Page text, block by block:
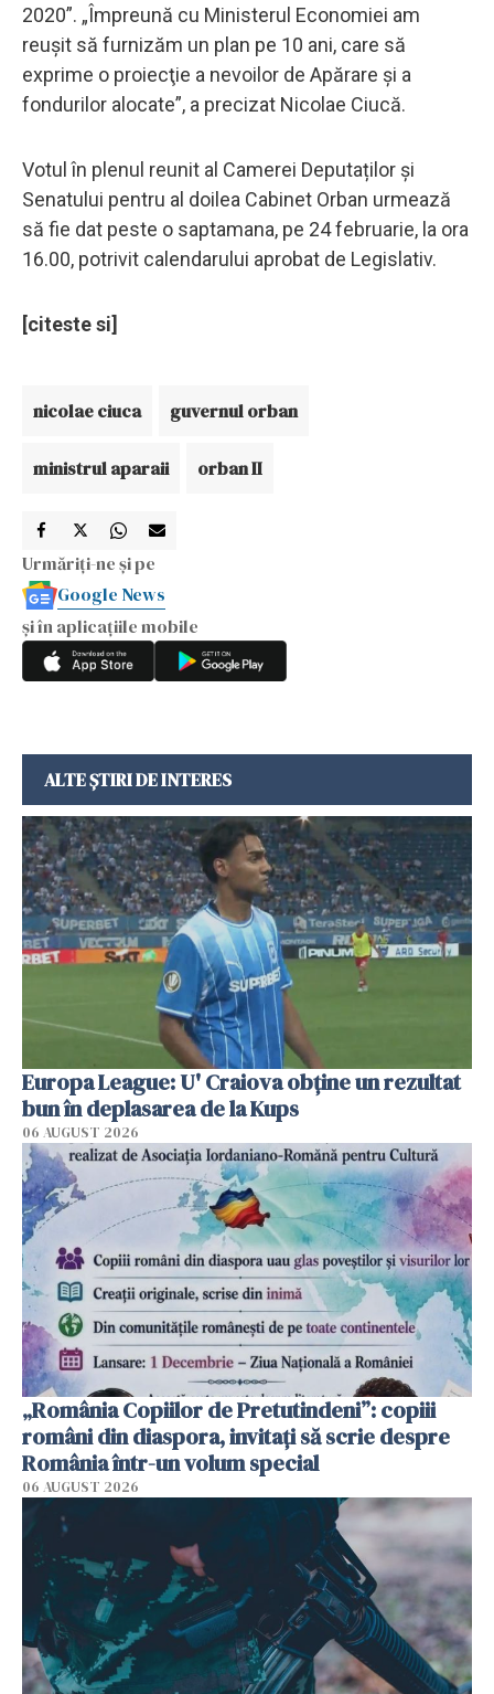
2020”. „Împreună cu Ministerul Economiei am
reuşit să furnizăm un plan pe 10 ani, care să
exprime o proiecţie a nevoilor de Apărare şi a
fondurilor alocate”, a precizat Nicolae Ciucă.
Votul în plenul reunit al Camerei Deputaților și
Senatului pentru al doilea Cabinet Orban urmează
să fie dat peste o saptamana, pe 24 februarie, la ora
16.00, potrivit calendarului aprobat de Legislativ.
[citeste si]
nicolae ciuca guvernul orban
ministrul aparaii orban II
Urmăriți-ne și pe
Google News
și în aplicațiile mobile
ALTE ȘTIRI DE INTERES
Europa League: U' Craiova obține un rezultat
bun în deplasarea de la Kups
06 AUGUST 2026
„România Copiilor de Pretutindeni”: copiii
români din diaspora, invitați să scrie despre
România într-un volum special
06 AUGUST 2026